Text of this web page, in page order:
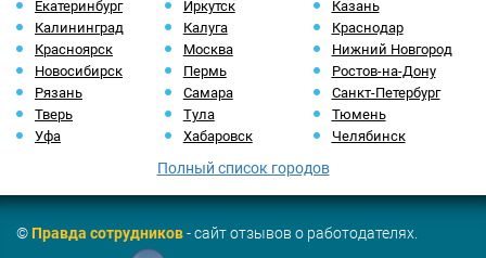
Екатеринбург
Иркутск
Казань
Калининград
Калуга
Краснодар
Красноярск
Москва
Нижний Новгород
Новосибирск
Пермь
Ростов-на-Дону
Рязань
Самара
Санкт-Петербург
Тверь
Тула
Тюмень
Уфа
Хабаровск Челябинск
Полный список городов
©Правда сотрудников- сайт отзывов о работодателях.